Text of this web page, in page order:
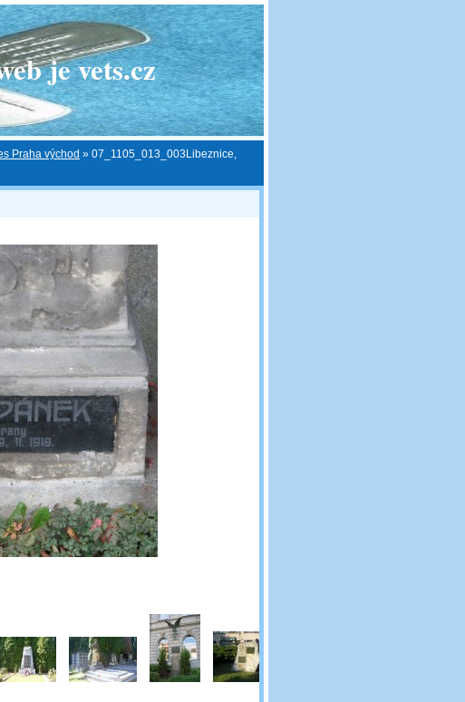
je vets.cz
Praha východ » 07_1105_013_003Libeznice,